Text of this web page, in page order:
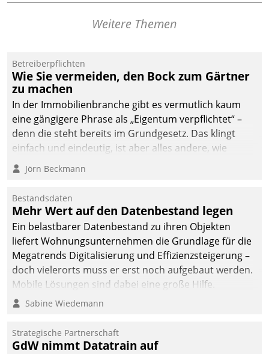
Awards „Digitalpioniere
Wohnungswirtschaft“.
dafür ein Team
bestehend aus
Wohnungsunternehmen
und PropTech.
Weitere Themen
Betreiberpflichten
Wie Sie vermeiden, den Bock zum Gärtner
zu machen
In der Immobilienbranche gibt es vermutlich kaum
eine gängigere Phrase als „Eigentum verpflichtet“ –
denn die steht bereits im Grundgesetz. Das klingt
einfach und eindeutig, ist aber alles andere, wie
Branchenbeschäftigte wissen. Denn mit der
Verantwortung folgen Verpflichtungen.
Jörn Beckmann
Bestandsdaten
Mehr Wert auf den Datenbestand legen
Ein belastbarer Datenbestand zu ihren Objekten
liefert Wohnungsunternehmen die Grundlage für die
Megatrends Digitalisierung und Effizienzsteigerung –
doch vielerorts muss er erst noch aufgebaut werden.
Mobile Lösungen sind dabei eine große Hilfe.
Sabine Wiedemann
Strategische Partnerschaft
GdW nimmt Datatrain auf